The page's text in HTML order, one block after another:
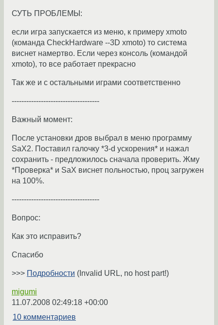
СУТЬ ПРОБЛЕМЫ:
если игра запускается из меню, к примеру xmoto
(команда CheckHardware --3D xmoto) то система
виснет намертво. Если через консоль (командой
xmoto), то все работает прекрасно
Так же и с остальными играми соответственно
------------------------------------
Важный момент:
После установки дров выбрал в меню программу
SaX2. Поставил галочку *3-d ускорения* и нажал
сохранить - предложилось сначала проверить. Жму
*Проверка* и SaX виснет польностью, проц загружен
на 100%.
------------------------------------
Вопрос:
Как это исправить?
Спасибо
>>> Подробности (Invalid URL, no host part!)
migumi
11.07.2008 02:49:18 +00:00
10 комментариев